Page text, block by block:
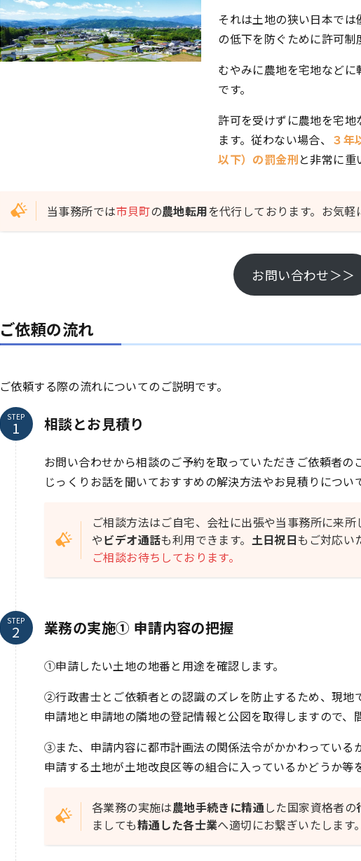
それは土地の狭い日本で
の低下を防ぐために許可制
むやみに農地を宅地など
です。
許可を受けずに農地を宅
ます。従わない場合、 ３年
以下）の罰金刑と非常に重
当事務所では市貝町の農地転用を代行しております。お気軽
お問い合わせ＞＞
ご依頼の流れ
ご依頼する際の流れについてのご説明です。
STEP 相談とお見積り
お問い合わせから相談のご予約を取っていただきご依頼者の
じっくりお話を聞いておすすめの解決方法やお見積りについ
ご相談方法はご自宅、会社に出張や当事務所に来
やビデオ通話も利用できます。 土日祝日もご対応い
ご相談お待ちしております。
STEP 業務の実施① 申請内容の把握
①申請したい土地の地番と用途を確認します。
②行政書士とご依頼者との認識のズレを防止するため、現地
申請地と申請地の隣地の登記情報と公図を取得しますので、
③また、申請内容に都市計画法の関係法令がかかわっているか
申請する土地が土地改良区等の組合に入っているかどうか等
各業務の実施は農地手続きに精通した国家資格者の
ましても精通した各士業へ適切にお繋ぎいたします。